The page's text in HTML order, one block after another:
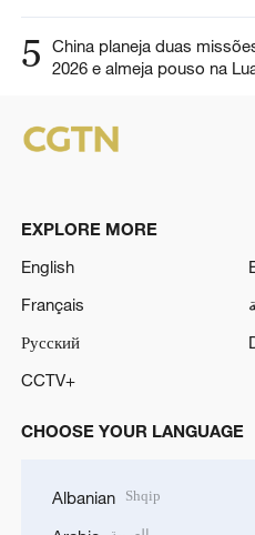
5
China planeja duas
2026 e almeja pouso na
EXPLORE MORE
English
Français
Русский
CCTV+
CHOOSE YOUR LANGUAGE
Albanian Shqip